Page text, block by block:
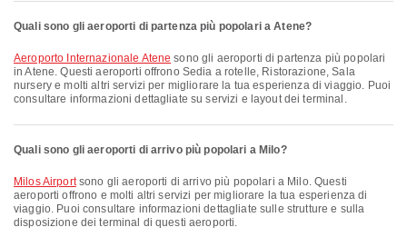
Quali sono gli aeroporti di partenza più popolari a Atene?
Aeroporto Internazionale Atene sono gli aeroporti di partenza più popolari
in Atene. Questi aeroporti offrono Sedia a rotelle, Ristorazione, Sala
nursery e molti altri servizi per migliorare la tua esperienza di viaggio. Puoi
consultare informazioni dettagliate su servizi e layout dei terminal.
Quali sono gli aeroporti di arrivo più popolari a Milo?
Milos Airportsono gli aeroporti di arrivo più popolari a Milo. Questi
aeroporti offrono e molti altri servizi per migliorare la tua esperienza di
viaggio. Puoi consultare informazioni dettagliate sulle strutture e sulla
disposizione dei terminal di questi aeroporti.